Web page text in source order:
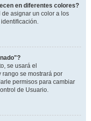
en diferentes colores?
asignar un color a los
se usará el
se mostrará por
permisos para cambiar
de Usuario.